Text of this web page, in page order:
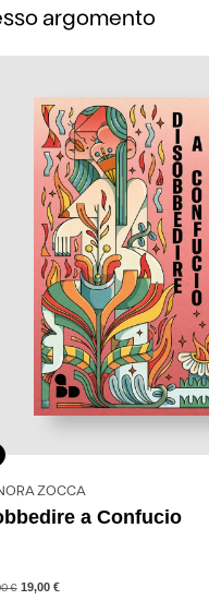
argomento
ZOCCA
a Confucio
€ 19,00 €